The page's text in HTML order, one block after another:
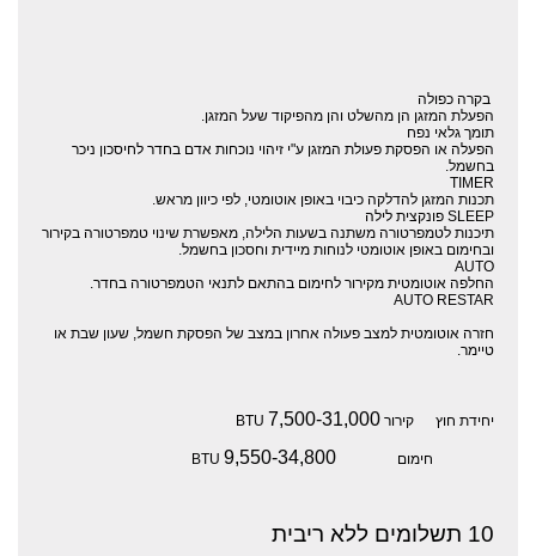
בקרה כפולה
הפעלת המזגן הן מהשלט והן מהפיקוד שעל המזגן.
תומך גלאי נפח
הפעלה או הפסקת פעולת המזגן ע"י זיהוי נוכחות אדם בחדר לחיסכון ניכר
בחשמל.
TIMER
תכנות המזגן להדלקה כיבוי באופן אוטומטי, לפי כיוון מראש.
SLEEP פונקצית לילה
תיכנות לטמפרטורה משתנה בשעות הלילה, מאפשרת שינוי טמפרטורה בקירור
ובחימום באופן אוטומטי לנוחות מיידית וחסכון בחשמל.
AUTO
החלפה אוטומטית מקירור לחימום בהתאם לתנאי הטמפרטורה בחדר.
AUTO RESTAR
חזרה אוטומטית למצב פעולה אחרון במצב של הפסקת חשמל, שעון שבת או
טיימר.
יחידת חוץ קירור 7,500-31,000
חימום 9,550-34,800
10 תשלומים ללא ריבית